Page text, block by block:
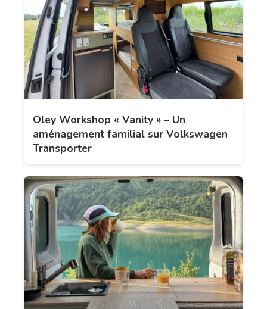
Oley Workshop « Vanity » – Un
aménagement familial sur Volkswagen
Transporter